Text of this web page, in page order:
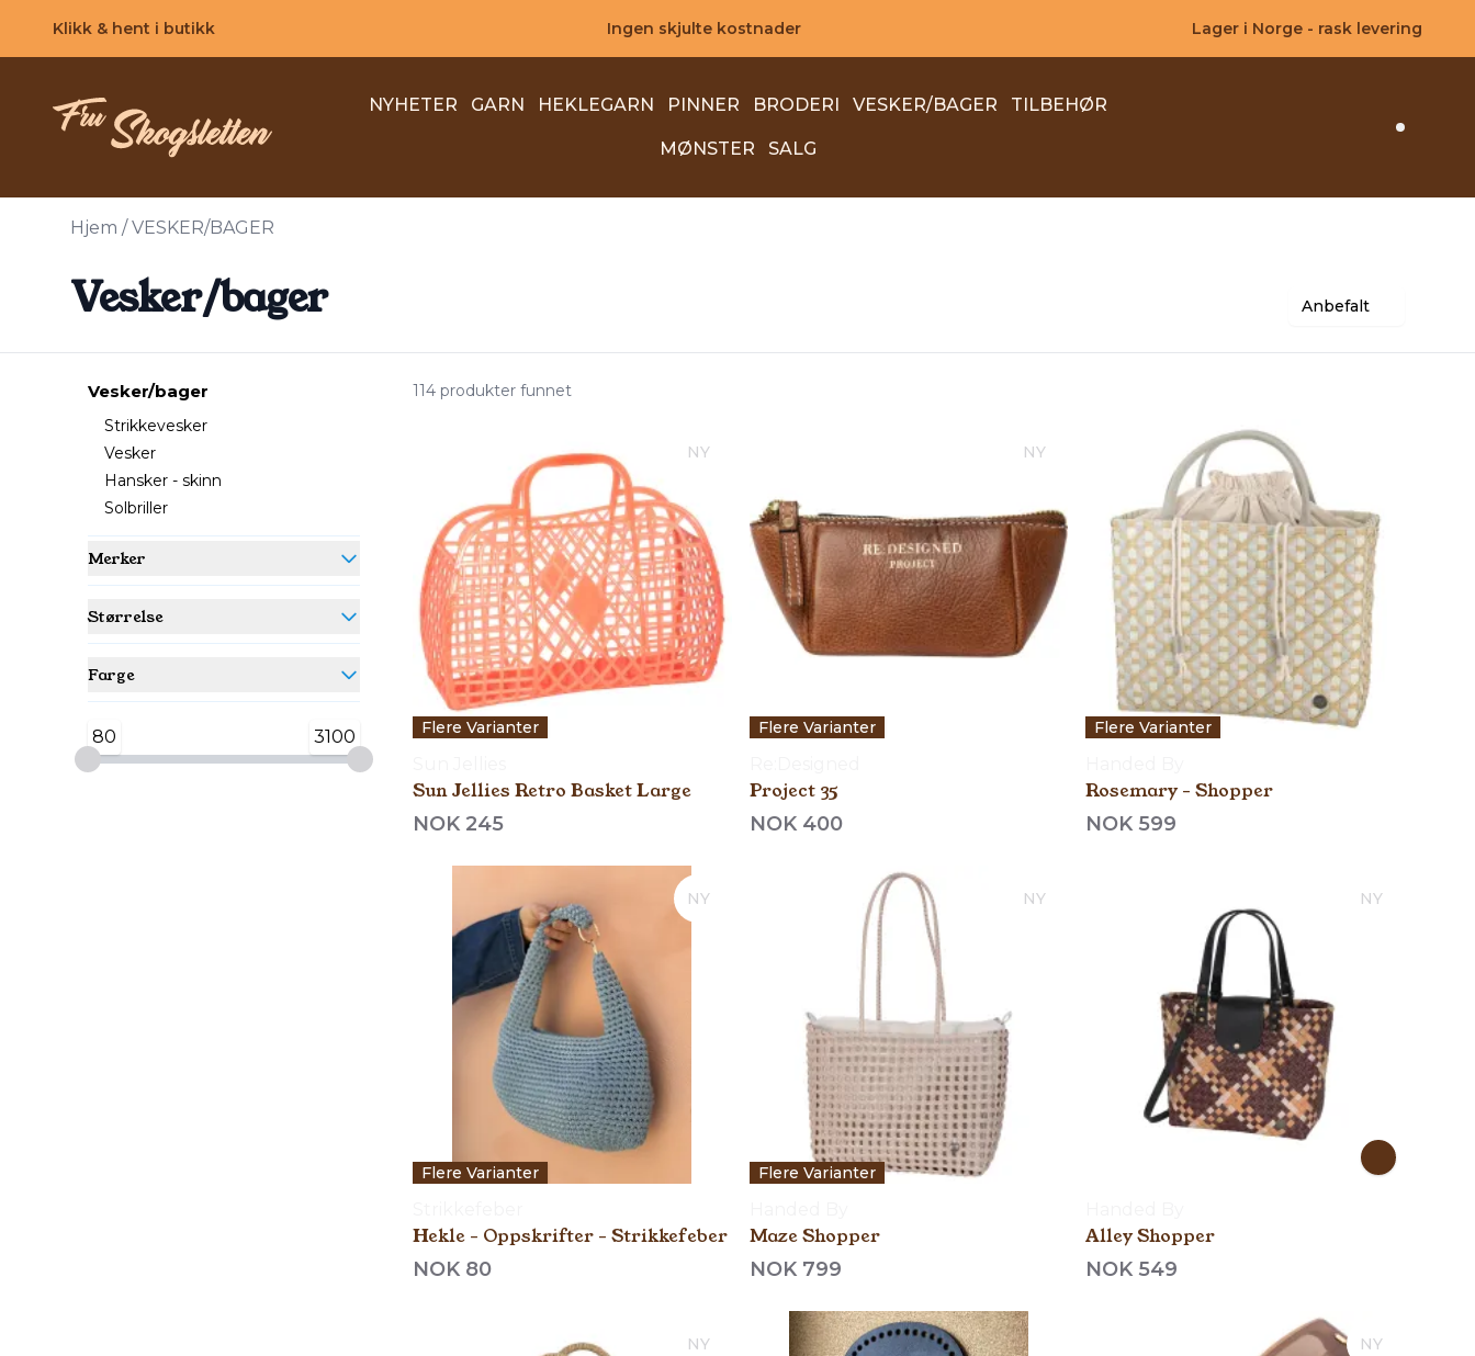
Klikk & hent i butikk Ingen skjulte kostnader Lager i Norge - rask levering
NYHETER GARN HEKLEGARN PINNER BRODERI VESKER/BAGER TILBEHØR
MØNSTER SALG Search
Hjem / VESKER/BAGER
Vesker/bager Anbefalt
Vesker/bager
Strikkevesker
Vesker
Hansker - skinn
Solbriller
Merker
Størrelse
Farge
80 3100
114 produkter funnet
NY
Flere Varianter
Sun Jellies Retro Basket Large
NOK 245
NY
Flere Varianter
Project 35
NOK 400
Flere Varianter
Rosemary - Shopper
NOK 599
NY
Flere Varianter
Hekle - Oppskrifter - Strikkefeber
NOK 80
NY
Flere Varianter
Maze Shopper
NOK 799
NY
Alley Shopper
NOK 549
NY NY